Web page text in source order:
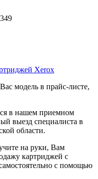
Xerox
модель в прайс-листе,
в нашем приемном
выезд специалиста в
области.
на руки, Вам
картриджей с
с помощью